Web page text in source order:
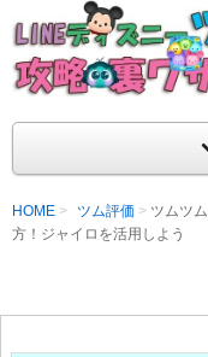
LINEディズニ
支持率No1！痒いと
ラ評価も丁寧に解説
HOME ツム評価
ツムツ
方！ジャイロを活用しよう